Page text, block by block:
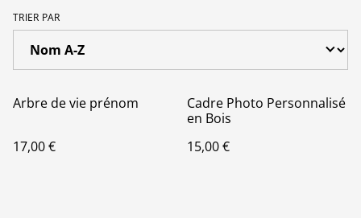
TRIER PAR
Arbre de vie prénom
17,00 €
Cadre Photo Personnalisé
en Bois
15,00 €